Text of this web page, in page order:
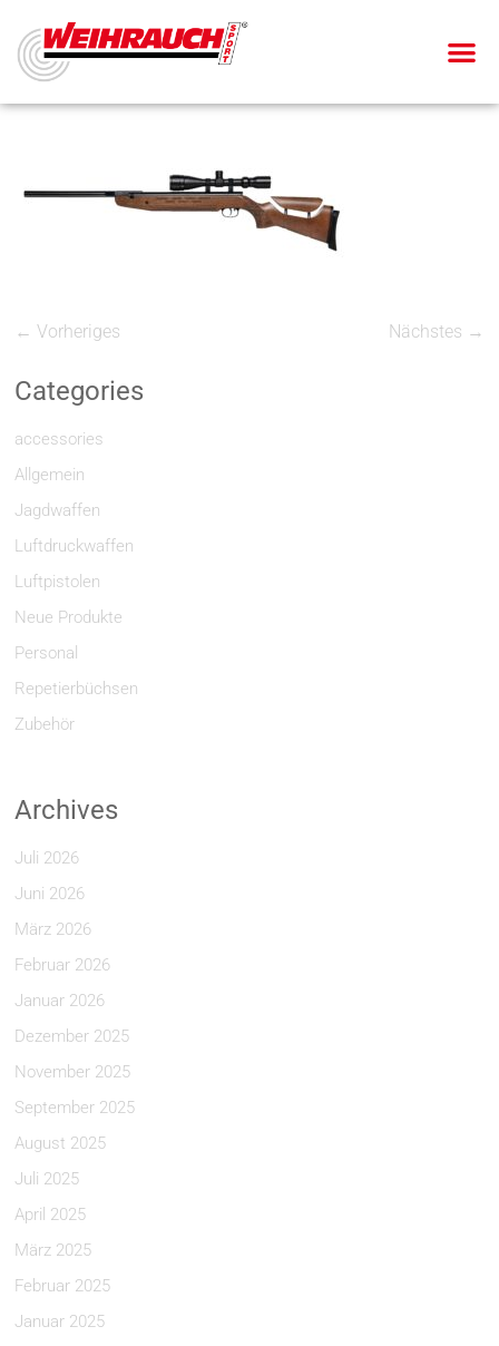
← Vorheriges Nächstes →
Categories
accessories
Allgemein
Jagdwaffen
Luftdruckwaffen
Luftpistolen
Neue Produkte
Personal
Repetierbüchsen
Zubehör
Archives
Juli 2026
Juni 2026
März 2026
Februar 2026
Januar 2026
Dezember 2025
November 2025
September 2025
August 2025
Juli 2025
April 2025
März 2025
Februar 2025
Januar 2025